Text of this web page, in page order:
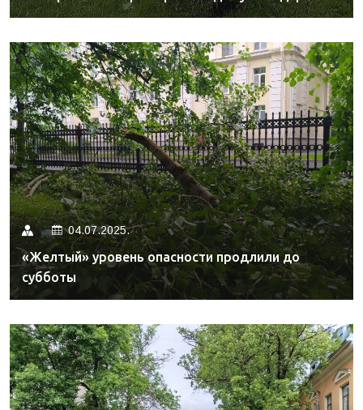
04.07.2025.
«Желтый» уровень опасности продлили до
субботы